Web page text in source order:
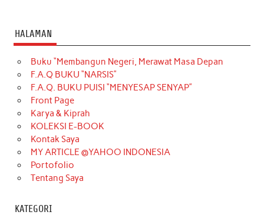
HALAMAN
Buku “Membangun Negeri, Merawat Masa Depan
F.A.Q BUKU “NARSIS”
F.A.Q. BUKU PUISI “MENYESAP SENYAP”
Front Page
Karya & Kiprah
KOLEKSI E-BOOK
Kontak Saya
MY ARTICLE @YAHOO INDONESIA
Portofolio
Tentang Saya
KATEGORI